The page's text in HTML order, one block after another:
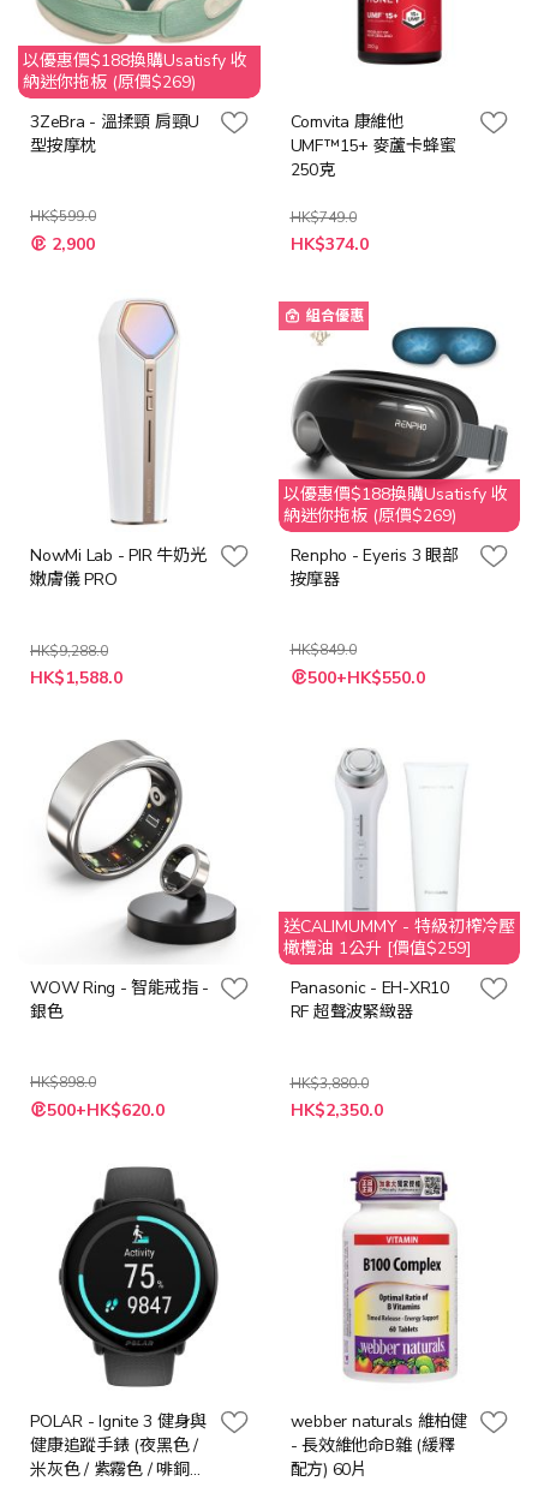
以優惠價$188換購Usatisfy 收
納迷你拖板 (原價$269)
3ZeBra - 溫揉頸 肩頸U
型按摩枕
HK$599.0
特
殊 2,900
Comvita 康維他
UMF™15+ 麥蘆卡蜂蜜
250克
HK$749.0
特
殊
HK$374.0
NowMi Lab - PIR 牛奶光
嫩膚儀 PRO
HK$9,288.0
特
殊
HK$1,588.0
組合優惠
以優惠價$188換購Usatisfy 收
納迷你拖板 (原價$269)
Renpho - Eyeris 3 眼部
按摩器
HK$849.0
特
殊 500+HK$550.0
WOW Ring - 智能戒指 -
銀色
HK$898.0
500+HK$620.0
送CALIMUMMY - 特級初榨冷壓
橄欖油 1公升 [價值$259]
Panasonic - EH-XR10
RF 超聲波緊緻器
HK$3,880.0
特
殊
HK$2,350.0
POLAR - Ignite 3 健身與
健康追蹤手錶 (夜黑色 /
米灰色 / 紫霧色 / 啡銅
webber naturals 維柏健
- 長效維他命B雜 (緩釋
配方) 60片